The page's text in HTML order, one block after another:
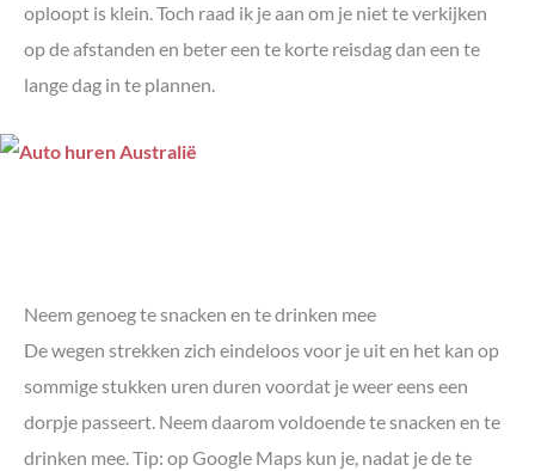
oploopt is klein. Toch raad ik je aan om je niet te verkijken
op de afstanden en beter een te korte reisdag dan een te
lange dag in te plannen.
Neem genoeg te snacken en te drinken mee
De wegen strekken zich eindeloos voor je uit en het kan op
sommige stukken uren duren voordat je weer eens een
dorpje passeert. Neem daarom voldoende te snacken en te
drinken mee. Tip: op Google Maps kun je, nadat je de te